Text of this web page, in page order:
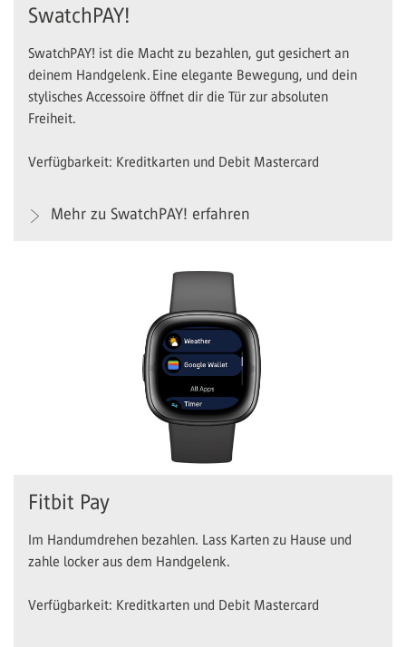
SwatchPAY!
SwatchPAY! ist die Macht zu bezahlen, gut gesichert an
deinem Handgelenk. Eine elegante Bewegung, und dein
stylisches Accessoire öffnet dir die Tür zur absoluten
Freiheit.
Verfügbarkeit: Kreditkarten und Debit Mastercard
Mehr zu SwatchPAY! erfahren
Fitbit Pay
Im Handumdrehen bezahlen. Lass Karten zu Hause und
zahle locker aus dem Handgelenk.
Verfügbarkeit: Kreditkarten und Debit Mastercard